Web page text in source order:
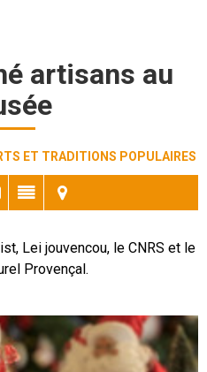
artisans au
ET TRADITIONS POPULAIRES
Lei jouvencou, le CNRS et le
Provençal.